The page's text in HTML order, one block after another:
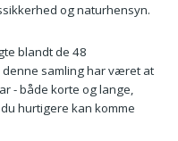
og naturhensyn.
blandt de 48
denne samling har været at
- både korte og lange,
hurtigere kan komme